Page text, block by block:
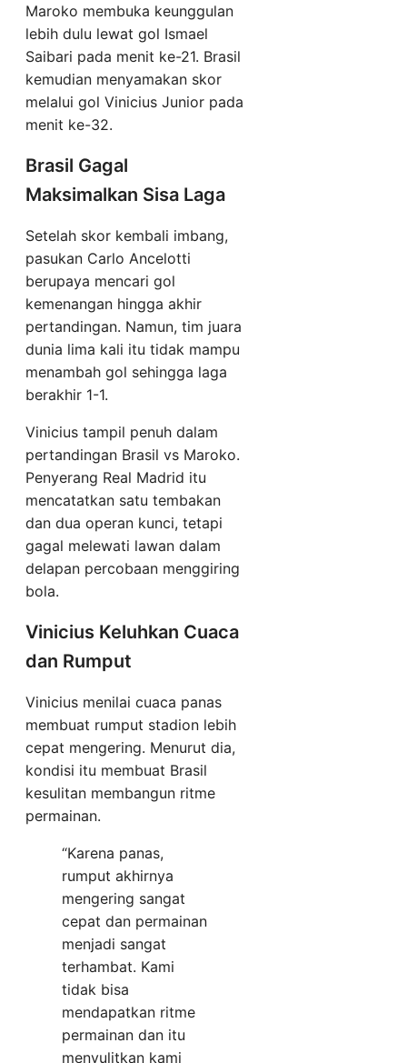
Maroko membuka keunggulan
lebih dulu lewat gol Ismael
Saibari pada menit ke-21. Brasil
kemudian menyamakan skor
melalui gol Vinicius Junior pada
menit ke-32.
Brasil Gagal
Maksimalkan Sisa Laga
Setelah skor kembali imbang,
pasukan Carlo Ancelotti
berupaya mencari gol
kemenangan hingga akhir
pertandingan. Namun, tim juara
dunia lima kali itu tidak mampu
menambah gol sehingga laga
berakhir 1-1.
Vinicius tampil penuh dalam
pertandingan Brasil vs Maroko.
Penyerang Real Madrid itu
mencatatkan satu tembakan
dan dua operan kunci, tetapi
gagal melewati lawan dalam
delapan percobaan menggiring
bola.
Vinicius Keluhkan Cuaca
dan Rumput
Vinicius menilai cuaca panas
membuat rumput stadion lebih
cepat mengering. Menurut dia,
kondisi itu membuat Brasil
kesulitan membangun ritme
permainan.
“Karena panas,
rumput akhirnya
mengering sangat
cepat dan permainan
menjadi sangat
terhambat. Kami
tidak bisa
mendapatkan ritme
permainan dan itu
menyulitkan kami